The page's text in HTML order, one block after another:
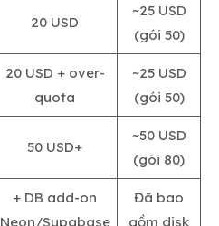
20 USD
~25 USD
(gói 50)
20 USD + over-
quota
~25 USD
(gói 50)
50 USD+
~50 USD
(gói 80)
+ DB add-on
Neon/Supabase
Đã bao
gồm disk